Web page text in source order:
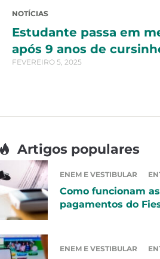
NOTÍCIAS
Estudante passa em
após 9 anos de
FEVEREIRO 5, 2025
Artigos populares
ENEM E VESTIBULAR
Como funcionam
pagamentos do
ENEM E VESTIBULAR